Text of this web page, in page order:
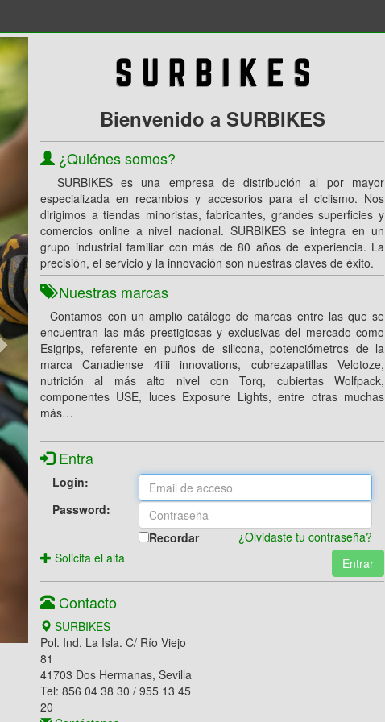
Siguiente
Bienvenido a SURBIKES
¿Quiénes somos?
SURBIKES es una empresa de distribución al por mayor
especializada en recambios y accesorios para el ciclismo. Nos
dirigimos a tiendas minoristas, fabricantes, grandes superficies y
comercios online a nivel nacional. SURBIKES se integra en un
grupo industrial familiar con más de 80 años de experiencia. La
precisión, el servicio y la innovación son nuestras claves de éxito.
Nuestras marcas
Contamos con un amplio catálogo de marcas entre las que se
encuentran las más prestigiosas y exclusivas del mercado como
Esigrips, referente en puños de silicona, potenciómetros de la
marca Canadiense 4iiii innovations, cubrezapatillas Velotoze,
nutrición al más alto nivel con Torq, cubiertas Wolfpack,
componentes USE, luces Exposure Lights, entre otras muchas
más…
Entra
Login:
Password:
Recordar
¿Olvidaste tu contraseña?
Entrar
Solicita el alta
Contacto
SURBIKES
Pol. Ind. La Isla. C/ Río Viejo
81
41703 Dos Hermanas, Sevilla
Tel: 856 04 38 30 / 955 13 45
20